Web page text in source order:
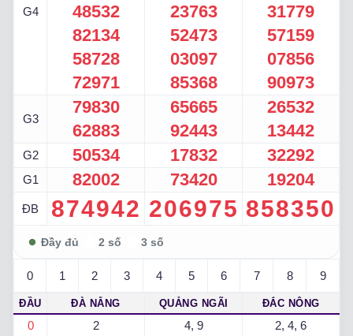
G4
48532
82134
58728
72971
23763
52473
03097
85368
31779
57159
07856
90973
G3
79830
62883
65665
92443
26532
13442
G2 50534 17832 32292
G1 82002 73420 19204
ĐB 874942 206975 858350
0 1 2 3 4 5 6 7 8 9
ĐẦU ĐÀ NẴNG QUẢNG NGÃI ĐẮC NÔNG
0 2 4, 9 2, 4, 6